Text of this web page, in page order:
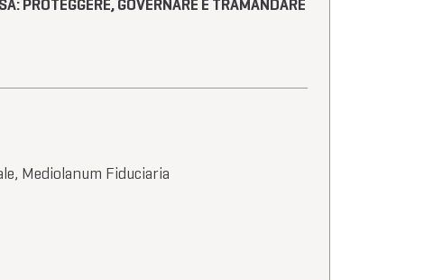
PROTEGGERE, GOVERNARE E TRAMANDARE
Mediolanum Fiduciaria